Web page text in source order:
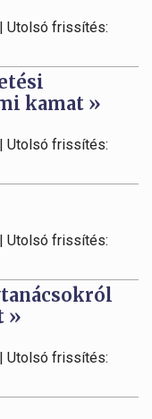
Utolsó frissítés:
kamat »
Utolsó frissítés:
Utolsó frissítés:
»
Utolsó frissítés: